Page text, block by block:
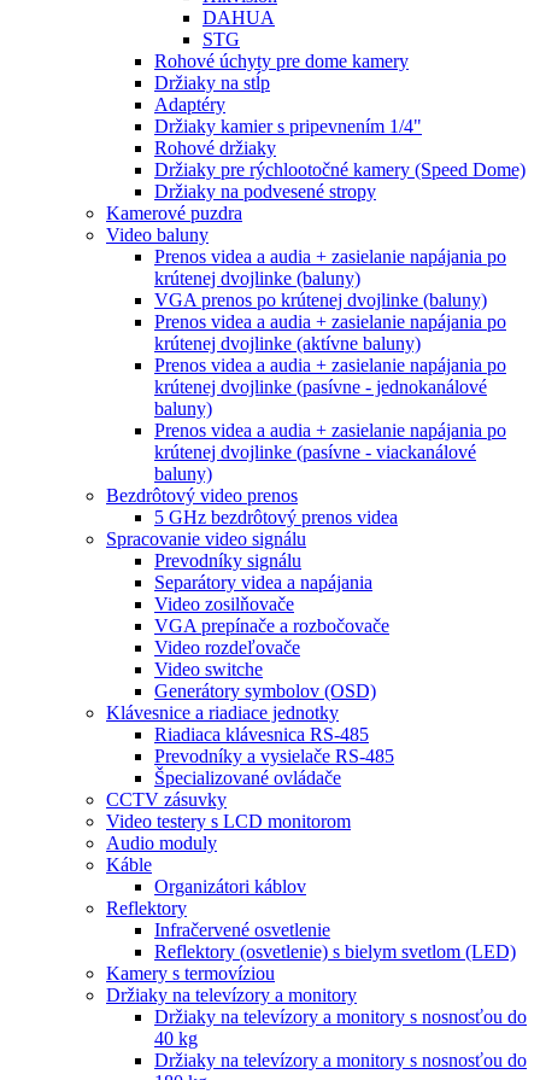
DAHUA
STG
Rohové úchyty pre dome kamery
Držiaky na stĺp
Adaptéry
Držiaky kamier s pripevnením 1/4"
Rohové držiaky
Držiaky pre rýchlootočné kamery (Speed Dome)
Držiaky na podvesené stropy
Kamerové puzdra
Video baluny
Prenos videa a audia + zasielanie napájania po
krútenej dvojlinke (baluny)
VGA prenos po krútenej dvojlinke (baluny)
Prenos videa a audia + zasielanie napájania po
krútenej dvojlinke (aktívne baluny)
Prenos videa a audia + zasielanie napájania po
krútenej dvojlinke (pasívne - jednokanálové
baluny)
Prenos videa a audia + zasielanie napájania po
krútenej dvojlinke (pasívne - viackanálové
baluny)
Bezdrôtový video prenos
5 GHz bezdrôtový prenos videa
Spracovanie video signálu
Prevodníky signálu
Separátory videa a napájania
Video zosilňovače
VGA prepínače a rozbočovače
Video rozdeľovače
Video switche
Generátory symbolov (OSD)
Klávesnice a riadiace jednotky
Riadiaca klávesnica RS-485
Prevodníky a vysielače RS-485
Špecializované ovládače
CCTV zásuvky
Video testery s LCD monitorom
Audio moduly
Káble
Organizátori káblov
Reflektory
Infračervené osvetlenie
Reflektory (osvetlenie) s bielym svetlom (LED)
Kamery s termovíziou
Držiaky na televízory a monitory
Držiaky na televízory a monitory s nosnosťou do
40 kg
Držiaky na televízory a monitory s nosnosťou do